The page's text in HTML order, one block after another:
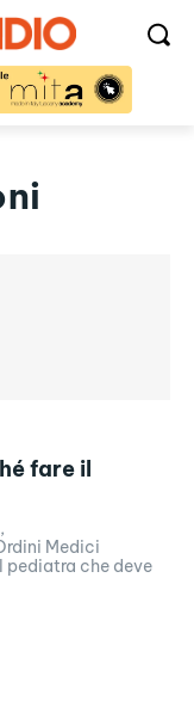
fare il
Medici
pediatra che deve